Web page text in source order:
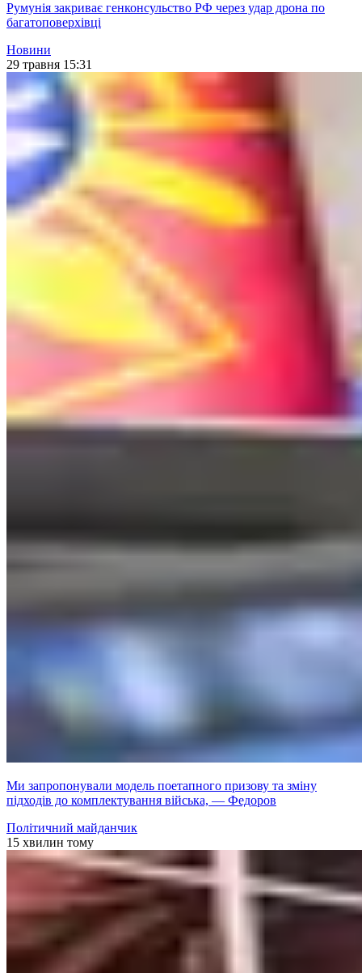
Румунія закриває генконсульство РФ через удар дрона по
багатоповерхівці
Новини
29 травня 15:31
Ми запропонували модель поетапного призову та зміну
підходів до комплектування війська, — Федоров
Політичний майданчик
15 хвилин тому